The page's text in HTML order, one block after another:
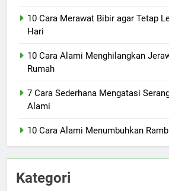
10 Cara Merawat Bibir agar Tetap
Hari
10 Cara Alami Menghilangkan
Rumah
7 Cara Sederhana Mengatasi
Alami
10 Cara Alami Menumbuhkan
Kategori